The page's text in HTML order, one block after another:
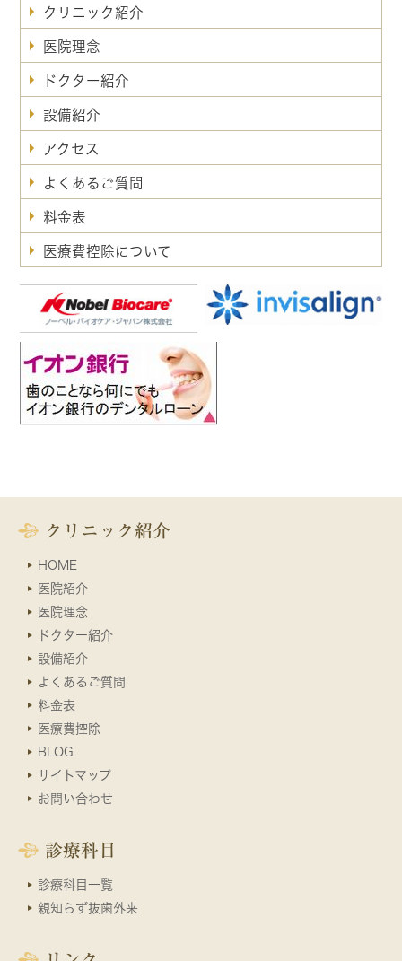
クリニック紹介
医院理念
ドクター紹介
設備紹介
アクセス
よくあるご質問
料金表
医療費控除について
クリニック紹介
HOME
医院紹介
医院理念
ドクター紹介
設備紹介
よくあるご質問
料金表
医療費控除
BLOG
サイトマップ
お問い合わせ
診療科目
診療科目一覧
親知らず抜歯外来